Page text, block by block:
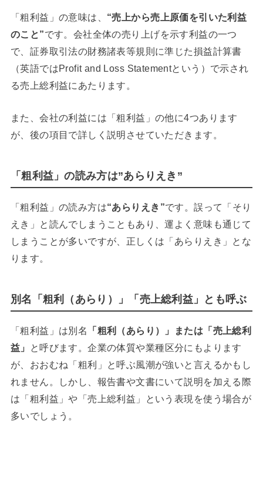
「粗利益」の意味は、 “売上から売上原価を引いた利益
のこと”です。会社全体の売り上げを示す利益の一つ
で、証券取引法の財務諸表等規則に準じた損益計算書
（英語ではProfit and Loss Statementという）で示され
る売上総利益にあたります。
また、会社の利益には「粗利益」の他に4つあります
が、後の項目で詳しく説明させていただきます。
「粗利益」の読み方は”あらりえき”
「粗利益」の読み方は“あらりえき”です。誤って「そり
えき」と読んでしまうこともあり、運よく意味も通じて
しまうことが多いですが、正しくは「あらりえき」とな
ります。
別名「粗利（あらり）」「売上総利益」とも呼ぶ
「粗利益」は別名
「粗利（あらり）」または「売上総利
益」
と呼びます。企業の体質や業種区分にもよります
が、おおむね「粗利」と呼ぶ風潮が強いと言えるかもし
れません。しかし、報告書や文書にいて説明を加える際
は「粗利益」や「売上総利益」という表現を使う場合が
多いでしょう。